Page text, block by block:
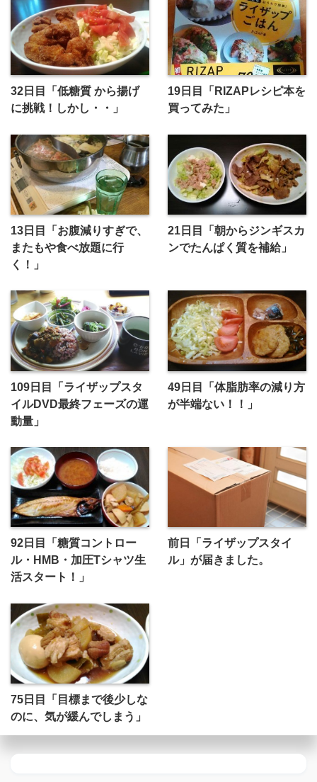
32日目「低糖質 から揚げ
に挑戦！しかし・・」
19日目「RIZAPレシピ本を
買ってみた」
13日目「お腹減りすぎで、
またもや食べ放題に行
く！」
21日目「朝からジンギスカ
ンでたんぱく質を補給」
109日目「ライザップスタ
イルDVD最終フェーズの運
動量」
49日目「体脂肪率の減り方
が半端ない！！」
92日目「糖質コントロー
ル・HMB・加圧Tシャツ生
活スタート！」
前日「ライザップスタイ
ル」が届きました。
75日目「目標まで後少しな
のに、気が緩んでしまう」